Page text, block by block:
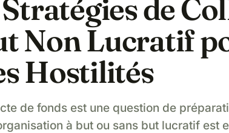
de
Non Lucratif
Hostilités
de fonds est une question de
à but ou sans but lucratif est